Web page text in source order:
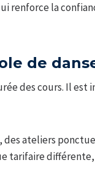
renforce la
de
des cours. Il est
ateliers
tarifaire